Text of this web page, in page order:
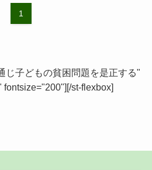
1
じ子どもの貧困問題を是正する"
st-flexbox]